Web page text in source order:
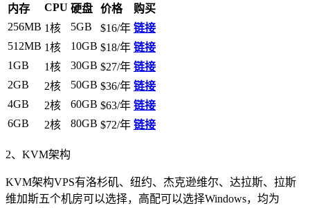
内存 CPU 硬盘 价格
购买
256MB 1核 5GB $16/年 链接
512MB 1核 10GB $18/年 链接
1GB
1核 30GB $27/年 链接
2GB
2核 50GB $36/年 链接
4GB
2核 60GB $63/年 链接
6GB
2核 80GB $72/年 链接
2、KVM架构
KVM架构VPS有洛杉矶、纽约、杰克逊维尔、达拉斯、拉斯
维加斯五个机房可以选择，高配可以选择Windows，均为